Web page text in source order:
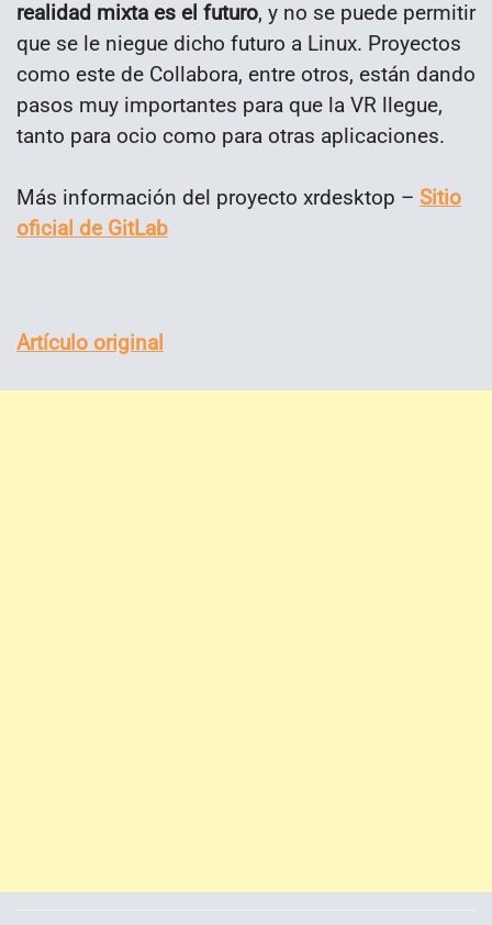
realidad mixta es el futuro, y no se puede permitir
que se le niegue dicho futuro a Linux. Proyectos
como este de Collabora, entre otros, están dando
pasos muy importantes para que la VR llegue,
tanto para ocio como para otras aplicaciones.
Más información del proyecto xrdesktop – Sitio
oficial de GitLab
Artículo original